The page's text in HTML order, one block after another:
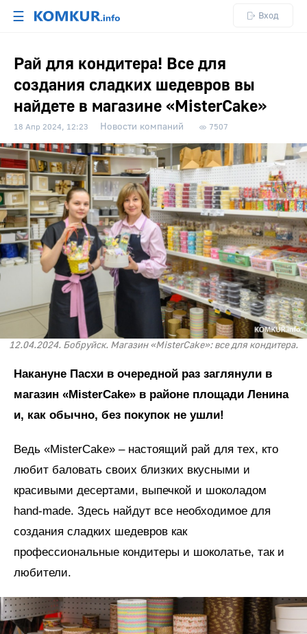
☰ Вход
Рай для кондитера! Все для
создания сладких шедевров вы
найдете в магазине «MisterCake»
18 Апр 2024, 12:23 Новости компаний 7507
12.04.2024. Бобруйск. Магазин «MisterCake»: все для кондитера.
Накануне Пасхи в очередной раз заглянули в
магазин «MisterCake» в районе площади Ленина
и, как обычно, без покупок не ушли!
Ведь «MisterCake» – настоящий рай для тех, кто
любит баловать своих близких вкусными и
красивыми десертами, выпечкой и шоколадом
hand-made. Здесь найдут все необходимое для
создания сладких шедевров как
профессиональные кондитеры и шоколатье, так и
любители.